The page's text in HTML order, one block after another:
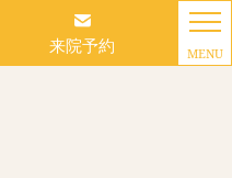
来院予約 MENU